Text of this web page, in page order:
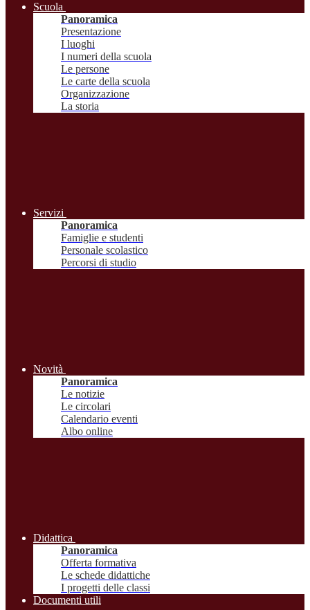
Scuola
Panoramica
Presentazione
I luoghi
I numeri della scuola
Le persone
Le carte della scuola
Organizzazione
La storia
Servizi
Panoramica
Famiglie e studenti
Personale scolastico
Percorsi di studio
Novità
Panoramica
Le notizie
Le circolari
Calendario eventi
Albo online
Didattica
Panoramica
Offerta formativa
Le schede didattiche
I progetti delle classi
Documenti utili